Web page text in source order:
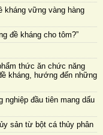
kháng vững vàng hàng
đề kháng cho tôm?”
thức ăn chức năng
kháng, hướng đến những
nghiệp đầu tiên mang dấu
sản từ bột cá thủy phân